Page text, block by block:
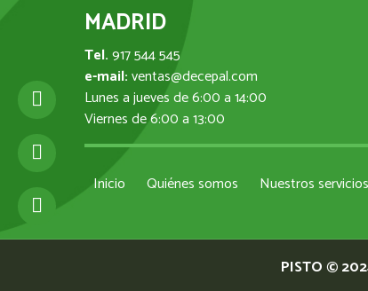
MADRID
Tel.917 544 545
e-mail:ventas@decepal.com
Lunes a jueves de 6:00 a 14:00
Viernes de 6:00 a 13:00
Inicio Quiénes somos Nuestros servicios
PISTO ©